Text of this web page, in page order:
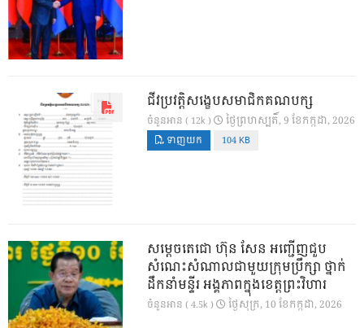
ជីវប្រវត្តិសង្ខេបសមាជិកគណបក្ស
ចំនួនអាន ( 12k ) ថ្ងៃ​ព្រហស្បតិ៍, 9 ខែ​កក្កដា, 2026
ទាញយក 104 KB
សម្តេចតេជោ ហ៊ុន សែន អញ្ជើញជួប
សំណេះសំណាលជាមួយក្រុមប្រឹក្សា ថ្នាក់
ដឹកនាំមន្ទីរ អង្គភាពក្នុងខេត្តព្រះវិហារ
ចំនួនអាន ( 4.5k ) ថ្ងៃ​សុក្រ, 10 ខែ​កក្កដា, 2026